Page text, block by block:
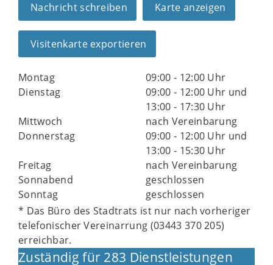
Nachricht schreiben Karte anzeigen
Visitenkarte exportieren
Montag
09:00 - 12:00 Uhr
Dienstag
09:00 - 12:00 Uhr und
13:00 - 17:30 Uhr
Mittwoch
nach Vereinbarung
Donnerstag
09:00 - 12:00 Uhr und
13:00 - 15:30 Uhr
Freitag
nach Vereinbarung
Sonnabend
geschlossen
Sonntag
geschlossen
* Das Büro des Stadtrats ist nur nach vorheriger
telefonischer Vereinarrung (03443 370 205)
erreichbar.
Zuständig für 283 Dienstleistungen